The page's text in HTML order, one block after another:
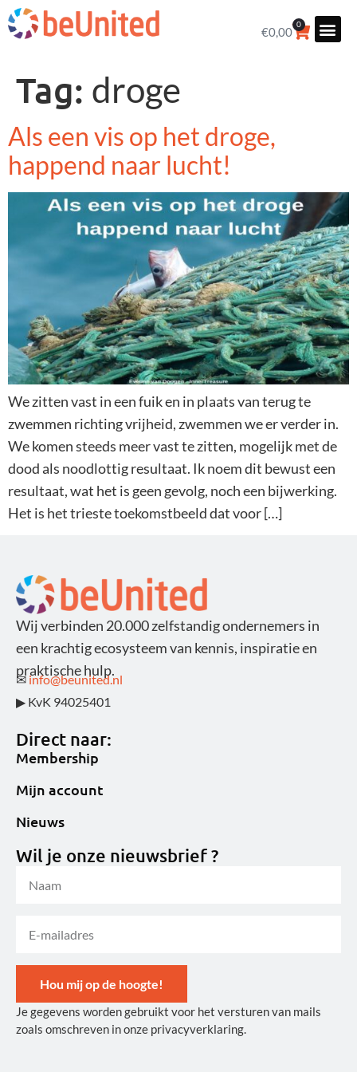
€0,00
0
Tag: droge
Als een vis op het droge,
happend naar lucht!
We zitten vast in een fuik en in plaats van terug te
zwemmen richting vrijheid, zwemmen we er verder in.
We komen steeds meer vast te zitten, mogelijk met de
dood als noodlottig resultaat. Ik noem dit bewust een
resultaat, wat het is geen gevolg, noch een bijwerking.
Het is het trieste toekomstbeeld dat voor […]
Wij verbinden 20.000 zelfstandig ondernemers in
een krachtig ecosysteem van kennis, inspiratie en
praktische hulp.
✉ info@beunited.nl
▶ KvK 94025401
Direct naar:
Membership
Mijn account
Nieuws
Wil je onze nieuwsbrief ?
Hou mij op de hoogte!
Alternative:
Je gegevens worden gebruikt voor het versturen van mails
zoals omschreven in onze privacyverklaring.